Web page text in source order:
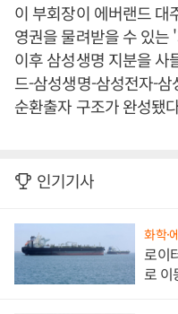
이 부회장이 에버랜드 대
영권을 물려받을 수 있
이후 삼성생명 지분을 사
드-삼성생명-삼성전자-
순환출자 구조가 완성됐
인기기사
화학·
로이
로 이